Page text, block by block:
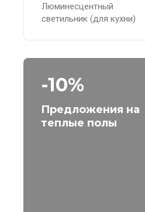
Люминесцентный
светильник (для кухни)
-10%
Предложения на
теплые полы